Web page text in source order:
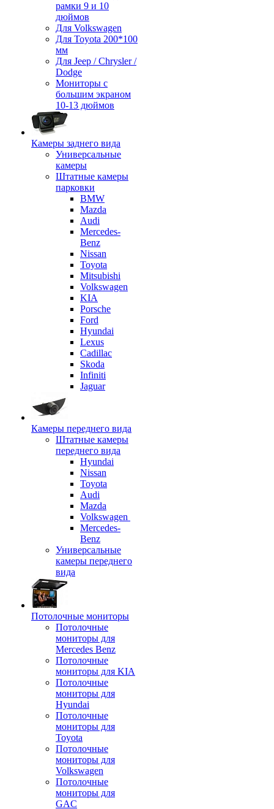
рамки 9 и 10
дюймов
Для Volkswagen
Для Toyota 200*100
мм
Для Jeep / Chrysler /
Dodge
Мониторы с
большим экраном
10-13 дюймов
Камеры заднего вида
Универсальные
камеры
Штатные камеры
парковки
BMW
Mazda
Audi
Mercedes-
Benz
Nissan
Toyota
Mitsubishi
Volkswagen
KIA
Porsche
Ford
Hyundai
Lexus
Cadillac
Skoda
Infiniti
Jaguar
Камеры переднего вида
Штатные камеры
переднего вида
Hyundai
Nissan
Toyota
Audi
Mazda
Volkswagen
Mercedes-
Benz
Универсальные
камеры переднего
вида
Потолочные мониторы
Потолочные
мониторы для
Mercedes Benz
Потолочные
мониторы для KIA
Потолочные
мониторы для
Hyundai
Потолочные
мониторы для
Toyota
Потолочные
мониторы для
Volkswagen
Потолочные
мониторы для
GAC